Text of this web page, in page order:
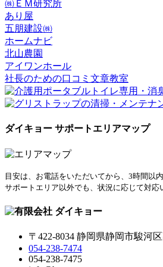
㈱ＥＭ研究所
あり屋
五朋建設㈱
ホームナビ
北山農園
アイワンホール
社長のための口コミ文章教室
ダイキョー サポートエリアマップ
目安は、お電話をいただいてから、3時間以
サポートエリア以外でも、状況に応じて対応
〒422-8034 静岡県静岡市駿河
054-238-7474
054-238-7475